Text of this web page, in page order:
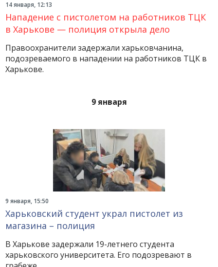
14 января, 12:13
Нападение с пистолетом на работников ТЦК
в Харькове — полиция открыла дело
Правоохранители задержали харьковчанина,
подозреваемого в нападении на работников ТЦК в
Харькове.
9 января
9 января, 15:50
Харьковский студент украл пистолет из
магазина – полиция
В Харькове задержали 19-летнего студента
харьковского университета. Его подозревают в